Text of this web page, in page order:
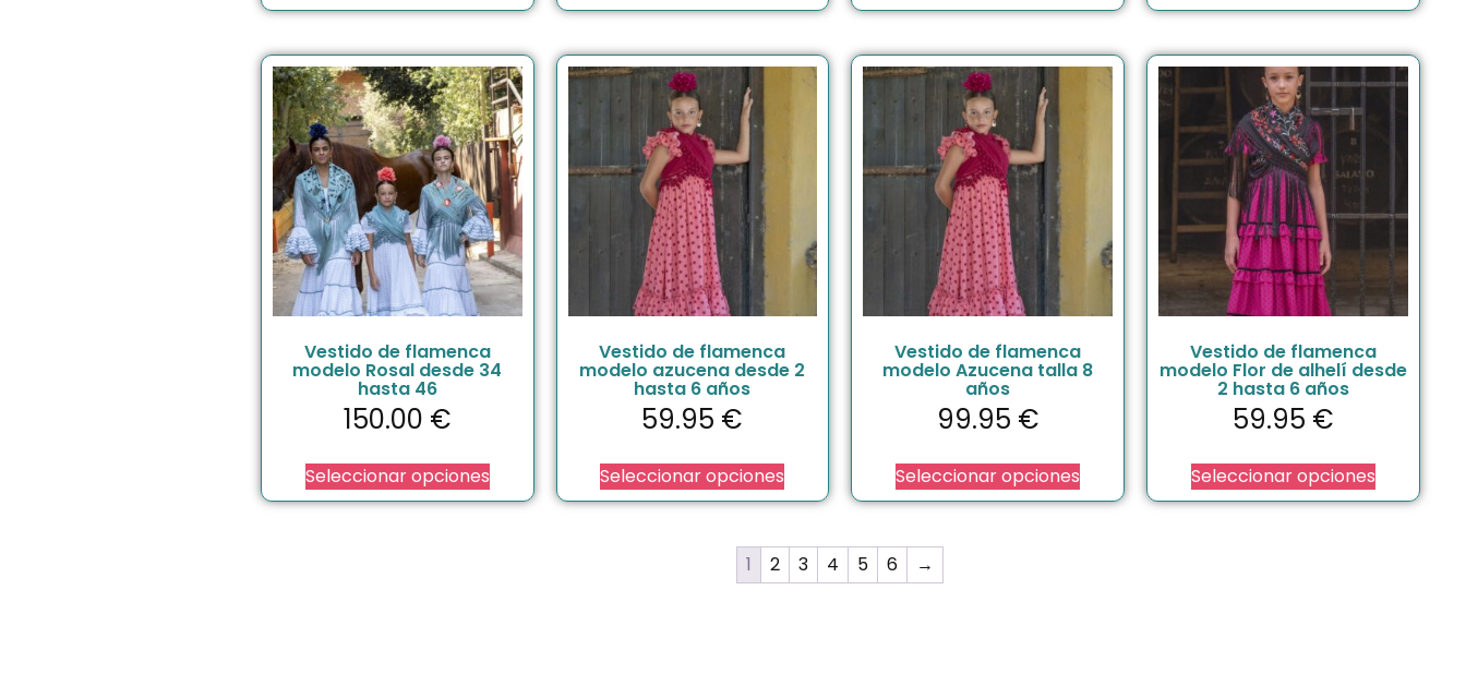
Vestido de flamenca
modelo Rosal desde 34
hasta 46
150.00 €
Seleccionar opciones
Vestido de flamenca
modelo azucena desde 2
hasta 6 años
59.95 €
Seleccionar opciones
Vestido de flamenca
modelo Azucena talla 8
años
99.95 €
Seleccionar opciones
Vestido de flamenca
modelo Flor de alhelí desde
2 hasta 6 años
59.95 €
Seleccionar opciones
1 2 3 4 5 6 →